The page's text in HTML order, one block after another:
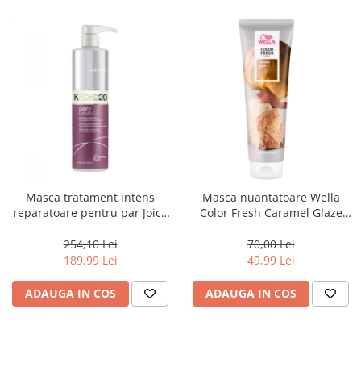
Masca tratament intens
reparatoare pentru par Joico
Mask, 500 ml
254,10 Lei
189,99 Lei
ADAUGA IN COS
Masca nuantatoare Wella
Color Fresh Caramel Glaze
70,00 Lei
49,99 Lei
ADAUGA IN COS